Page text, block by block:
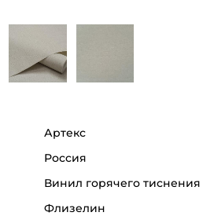
Артекс
Россия
Винил горячего тиснения
Флизелин